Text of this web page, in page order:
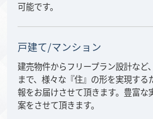
可能です。
戸建て/マンション
建売物件からフリープラン設計など
まで、様々な『住』の形を実現す
報をお届けさせて頂きます。豊富な
案をさせて頂きます。